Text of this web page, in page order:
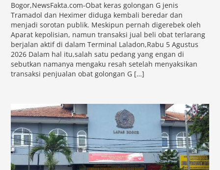
Bogor,NewsFakta.com-Obat keras golongan G jenis
Tramadol dan Heximer diduga kembali beredar dan
menjadi sorotan publik. Meskipun pernah digerebek oleh
Aparat kepolisian, namun transaksi jual beli obat terlarang
berjalan aktif di dalam Terminal Laladon,Rabu 5 Agustus
2026 Dalam hal itu,salah satu pedang yang engan di
sebutkan namanya mengaku resah setelah menyaksikan
transaksi penjualan obat golongan G […]